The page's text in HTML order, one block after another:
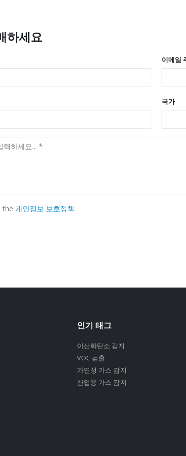
하세요
이메일
국가
the 개인정보 보호정책.
인기 태그
이산화탄소 감지
VOC 검출
가연성 가스 감지
산업용 가스 감지